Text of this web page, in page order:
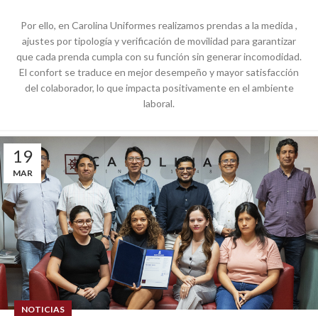
Porello, en Carolina Uniformes realizamos prendas a la medida ,
ajustes portipología yverificación demovilidad para garantizar
quecada prenda cumpla con su función sin generarincomodidad.
El confort setraduceen mejordesempeño y mayor satisfacción
del colaborador, lo que impacta positivamente en el ambiente
laboral.
19
MAR
NOTICIAS